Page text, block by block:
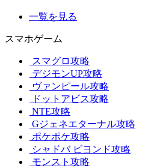
一覧を見る
スマホゲーム
スマグロ攻略
デジモンUP攻略
ヴァンピール攻略
ドットアビス攻略
NTE攻略
Gジェネエターナル攻略
ポケポケ攻略
シャドバ ビヨンド攻略
モンスト攻略